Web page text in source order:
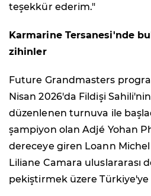
teşekkür ederim."
Karmarine Tersanesi'nde
zihinler
Future Grandmasters
Nisan 2026'da Fildişi
düzenlenen turnuva ile
şampiyon olan Adjé Yohan
dereceye giren Loann
Liliane Camara uluslararası
pekiştirmek üzere Türkiye'ye